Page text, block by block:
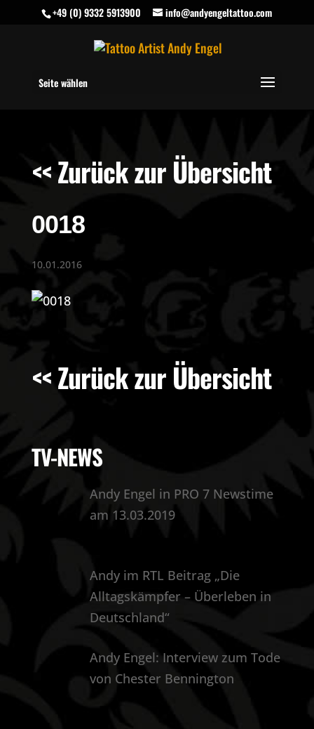
+49 (0) 9332 5913900 info@andyengeltattoo.com
Seite wählen
<< Zurück zur Übersicht
0018
10.01.2016
<< Zurück zur Übersicht
TV-NEWS
Andy Engel in PRO 7 Newstime
am 13.03.2019
Andy im RTL Beitrag „Die
Alltagskämpfer – Überleben in
Deutschland“
Andy Engel: Interview zum Tode
von Chester Bennington